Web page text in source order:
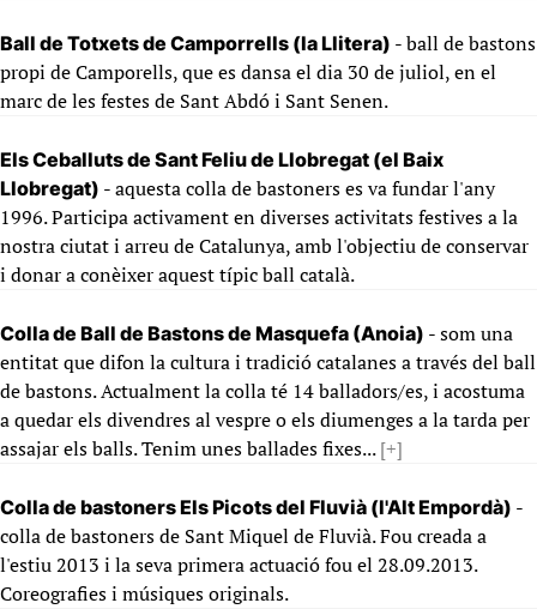
Ball de Totxets de Camporrells (la Llitera) - ball de bastons
propi de Camporells, que es dansa el dia 30 de juliol, en el
marc de les festes de Sant Abdó i Sant Senen.
Els Ceballuts de Sant Feliu de Llobregat (el Baix
Llobregat) - aquesta colla de bastoners es va fundar l'any
1996. Participa activament en diverses activitats festives a la
nostra ciutat i arreu de Catalunya, amb l'objectiu de conservar
i donar a conèixer aquest típic ball català.
Colla de Ball de Bastons de Masquefa (Anoia) - som una
entitat que difon la cultura i tradició catalanes a través del ball
de bastons. Actualment la colla té 14 balladors/es, i acostuma
a quedar els divendres al vespre o els diumenges a la tarda per
assajar els balls. Tenim unes ballades fixes...[+]
Colla de bastoners Els Picots del Fluvià (l'Alt Empordà) -
colla de bastoners de Sant Miquel de Fluvià. Fou creada a
l'estiu 2013 i la seva primera actuació fou el 28.09.2013.
Coreografies i músiques originals.